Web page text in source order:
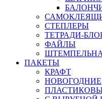
СТЕПЛЕРЫ
ТЕТРАДИ-
ФАЙЛЫ
ПАКЕТЫ
КРАФТ
НОВОГОДНИЕ